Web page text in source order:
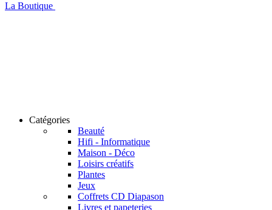
La Boutique
Catégories
Beauté
Hifi - Informatique
Maison - Déco
Loisirs créatifs
Plantes
Jeux
Coffrets CD Diapason
Livres et papeteries